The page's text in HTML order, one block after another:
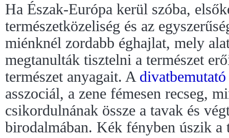
Ha Észak-Európa kerül szóba,
természetközeliség és az
miénknél zordabb éghajlat, mely
megtanulták tisztelni a természet
természet anyagait. A divatbemutató
asszociál, a zene fémesen recseg,
csikordulnának össze a tavak és
birodalmában. Kék fényben úszik